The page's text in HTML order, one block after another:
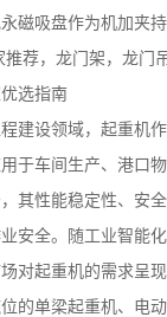
磁吸盘作为机加夹持
荐，龙门架，龙门
选指南
设领域，起重机作
于车间生产、港口物
其性能稳定性、安
安全。随工业智能
对起重机的需求呈
的单梁起重机、电